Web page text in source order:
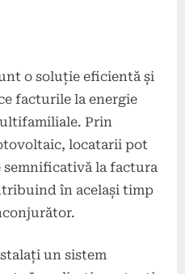
o soluție eficientă și
facturile la energie
Prin
locatarii pot
semnificativă la factura
în același timp
un sistem